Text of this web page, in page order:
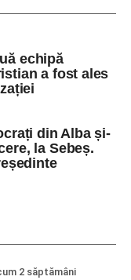
echipă
a fost ales
din Alba și-
la Sebeș.
2 săptămâni